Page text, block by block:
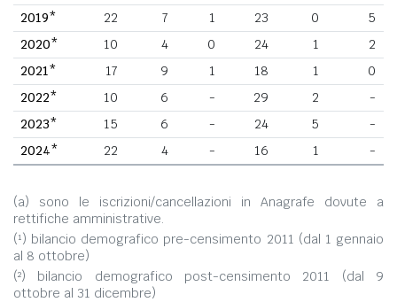
2019*
22 7 1 23 0
5
2020*
10 4 0 24 1
2
2021*
17 9 1 18 1
0
2022*
10 6 - 29 2
-
2023*
15 6 - 24 5
-
2024*
22 4 - 16 1 -
(a) sono le iscrizioni/cancellazioni in Anagrafe dovute a
rettifiche amministrative.
(¹) bilancio demografico pre-censimento 2011 (dal 1 gennaio
al 8 ottobre)
(²) bilancio demografico post-censimento 2011 (dal 9
ottobre al 31 dicembre)